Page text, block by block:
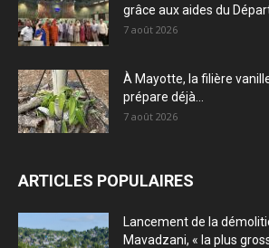
grâce aux aides du
7 août 2026
À Mayotte, la filière
prépare déjà...
7 août 2026
ARTICLES POPULAIRES
Lancement de la
Mavadzani, « la plus